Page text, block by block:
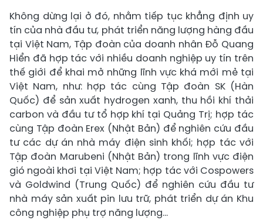
Không dừng lại ở đó, nhằm tiếp tục khẳng định uy
tín của nhà đầu tư, phát triển năng lượng hàng đầu
tại Việt Nam, Tập đoàn của doanh nhân Đỗ Quang
Hiển đã hợp tác với nhiều doanh nghiệp uy tín trên
thế giới để khai mở những lĩnh vực khá mới mẻ tại
Việt Nam, như: hợp tác cùng Tập đoàn SK (Hàn
Quốc) để sản xuất hydrogen xanh, thu hồi khí thải
carbon và đầu tư tổ hợp khí tại Quảng Trị; hợp tác
cùng Tập đoàn Erex (Nhật Bản) để nghiên cứu đầu
tư các dự án nhà máy điện sinh khối; hợp tác với
Tập đoàn Marubeni (Nhật Bản) trong lĩnh vực điện
gió ngoài khơi tại Việt Nam; hợp tác với Cospowers
và Goldwind (Trung Quốc) để nghiên cứu đầu tư
nhà máy sản xuất pin lưu trữ, phát triển dự án Khu
công nghiệp phụ trợ năng lượng…